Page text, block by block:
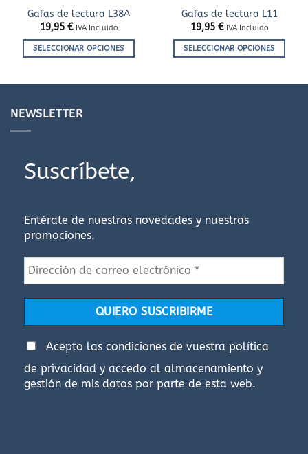
Gafas de lectura L38A
19,95 € IVA Incluido
SELECCIONAR OPCIONES
múltiples
variantes.
se
pueden
la
página
producto
Gafas de lectura L11
19,95 € IVA Incluido
SELECCIONAR OPCIONES
la
NEWSLETTER
Suscríbete,
Entérate de nuestras novedades y nuestras
promociones.
Acepto las condiciones de vuestra política
de privacidad y accedo al almacenamiento y
gestión de mis datos por parte de esta web.